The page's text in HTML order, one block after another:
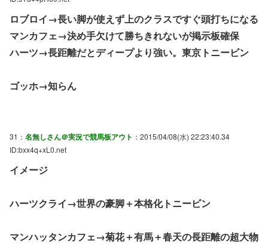
ロブロイ→長い脚が使えず上のクラスですぐ頭打ちになる
マンカフェ→決め手欠けて勝ちきれないが掲示板確保
ハーツ→長距離だとディープより強い。東京トニービン
ゴッホ→知らん
31： 名無しさん＠実況で競馬板アウト ：2015/04/08(水) 22:23:40.34
ID:bxx4q+xL0.net
イメージ
ハーツクライ→世界の豪脚＋本格化トニービン
マンハッタンカフェ→菊花＋有馬＋春天の長距離の超大物